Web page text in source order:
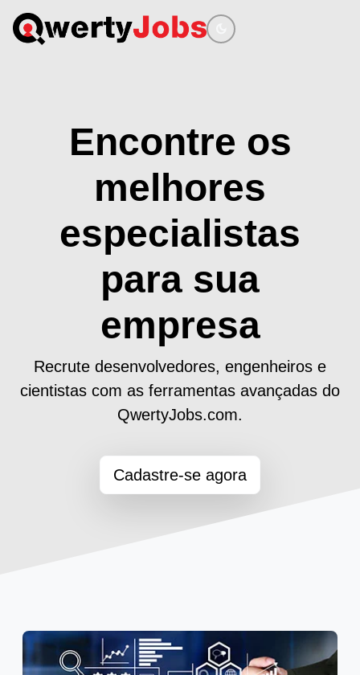
Encontre os
melhores
especialistas
para sua
empresa
Recrute desenvolvedores, engenheiros e
cientistas com as ferramentas avançadas do
QwertyJobs.com.
Cadastre-se agora